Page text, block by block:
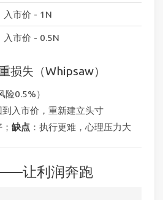
入市价 - 1N
入市价 - 0.5N
损失（Whipsaw）
0.5%）
入市价，重新建立头寸
缺点：执行更难，心理压力大
让利润奔跑